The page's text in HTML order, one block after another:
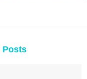
Posts